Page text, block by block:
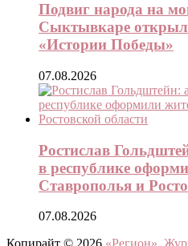
Подвиг народа на
Сыктывкаре
«Истории Победы»
07.08.2026
Ростислав
в республике
Ставрополья и
07.08.2026